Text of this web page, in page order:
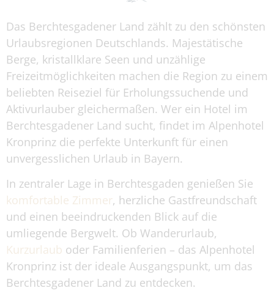
Das Berchtesgadener Land zählt zu den schönsten
Urlaubsregionen Deutschlands. Majestätische
Berge, kristallklare Seen und unzählige
Freizeitmöglichkeiten machen die Region zu einem
beliebten Reiseziel für Erholungssuchende und
Aktivurlauber gleichermaßen. Wer ein Hotel im
Berchtesgadener Land sucht, findet im Alpenhotel
Kronprinz die perfekte Unterkunft für einen
unvergesslichen Urlaub in Bayern.
In zentraler Lage in Berchtesgaden genießen Sie
komfortable Zimmer, herzliche Gastfreundschaft
und einen beeindruckenden Blick auf die
umliegende Bergwelt. Ob Wanderurlaub,
Kurzurlaub oder Familienferien – das Alpenhotel
Kronprinz ist der ideale Ausgangspunkt, um das
Berchtesgadener Land zu entdecken.